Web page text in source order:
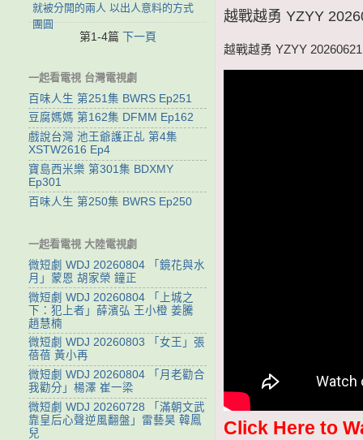
越戰越勇 YZYY
越戰越勇 YZYY
Click Here to
就被分開的兩人 以出人意料的方式
團圓
第1-4篇 下一頁
一起看電視 台灣電視劇
百味人生 第251集 BWRS Ep251
豆腐媽媽 第162集 DFMM Ep162
戲說台灣 池王爺護正乩 第4集
XSTW2616 Ep4
寶島西米樂 第301集 BDXMY
Ep301
百味人生 第250集 BWRS Ep250
一起看電視 大陸電視劇
微短劇 WDJ 20260804 「鏡花與水
月」蒙恩 胡家榮 鐘正
微短劇 WDJ 20260804 「上城之
下：犯上者」薛濱弘 王小橙 姜騰
趙慧楠
微短劇 WDJ 20260803 「女王」張
蓓蓓 黃小再
微短劇 WDJ 20260804 「月老勸合
我勸分」楊澤 崔一梁
微短劇 WDJ 20260728 「滿朝文武
靠皇后心聲逆風翻盤」雷藝昊 韓鳳
兒